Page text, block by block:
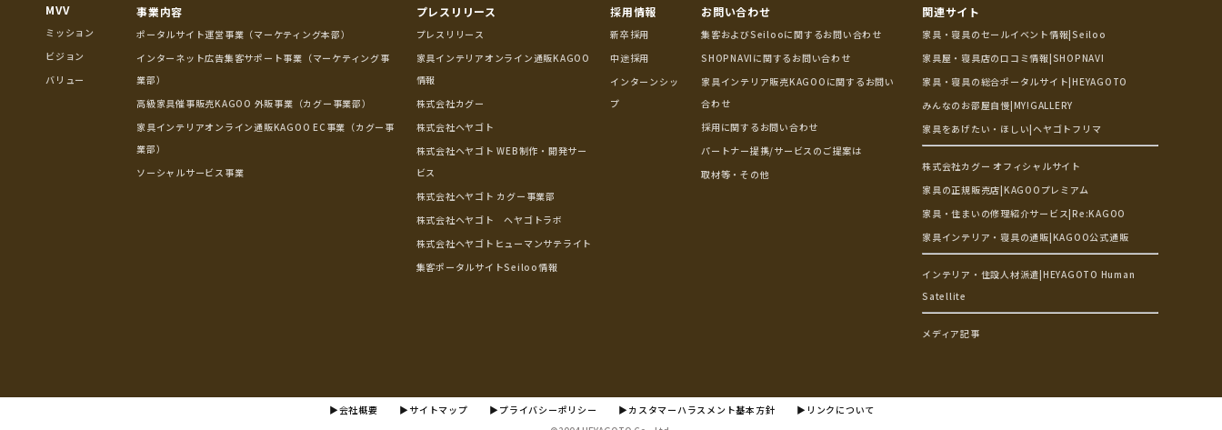
MVV
ミッション
ビジョン
バリュー
事業内容
ポータルサイト運営事業（マーケティング本部）
インターネット広告集客サポート事業（マーケティング事
業部）
高級家具催事販売KAGOO 外販事業（カグー事業部）
家具インテリアオンライン通販KAGOO EC事業（カグー事
業部）
ソーシャルサービス事業
プレスリリース
プレスリリース
家具インテリアオンライン通販KAGOO
情報
株式会社カグー
株式会社ヘヤゴト
株式会社ヘヤゴト WEB制作・開発サー
ビス
株式会社ヘヤゴト カグー事業部
株式会社ヘヤゴト ヘヤゴトラボ
株式会社ヘヤゴトヒューマンサテライト
集客ポータルサイトSeiloo情報
採用情報
新卒採用
中途採用
インターンシッ
プ
お問い合わせ
集客およびSeilooに関するお問い合わせ
SHOPNAVIに関するお問い合わせ
家具インテリア販売KAGOOに関するお問い
合わせ
採用に関するお問い合わせ
パートナー提携/サービスのご提案は
取材等・その他
関連サイト
家具・寝具のセールイベント情報|Seiloo
家具屋・寝具店の口コミ情報|SHOPNAVI
家具・寝具の総合ポータルサイト|HEYAGOTO
みんなのお部屋自慢|MY!GALLERY
家具をあげたい・ほしい|ヘヤゴトフリマ
株式会社カグー オフィシャルサイト
家具の正規販売店|KAGOOプレミアム
家具・住まいの修理紹介サービス|Re:KAGOO
家具インテリア・寝具の通販|KAGOO公式通販
インテリア・住設人材派遣|HEYAGOTO Human
Satellite
メディア記事
▶会社概要 ▶サイトマップ ▶プライバシーポリシー ▶カスタマーハラスメント基本方針
▶リンクについて